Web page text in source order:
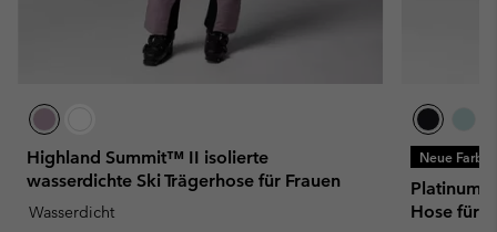
Highland Summit™ II isolierte
wasserdichte Ski Trägerhose für Frauen
Wasserdicht
Neue
Platinum
Hose für